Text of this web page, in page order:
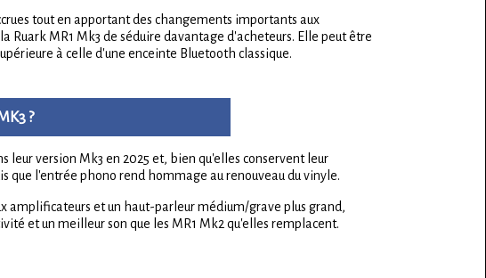
tout en apportant des changements importants aux
MR1 Mk3 de séduire davantage d'acheteurs. Elle peut être
à celle d'une enceinte Bluetooth classique.
?
leur version Mk3 en 2025 et, bien qu'elles conservent leur
que l'entrée phono rend hommage au renouveau du vinyle.
amplificateurs et un haut-parleur médium/grave plus grand,
et un meilleur son que les MR1 Mk2 qu'elles remplacent.